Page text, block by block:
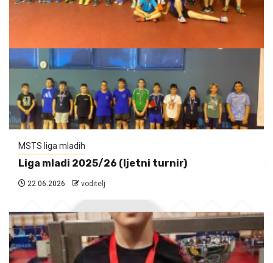
MSTS liga mladih
Liga mladi 2025/26 (ljetni turnir)
22.06.2026 voditelj